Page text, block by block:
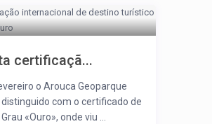
certificaçã...
o Arouca Geoparque
distinguido com o certificado de
«Ouro», onde viu ...